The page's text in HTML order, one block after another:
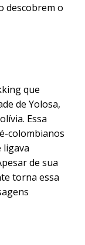
descobrem o
que
de Yolosa,
Essa
colombianos
ligava
de sua
torna essa